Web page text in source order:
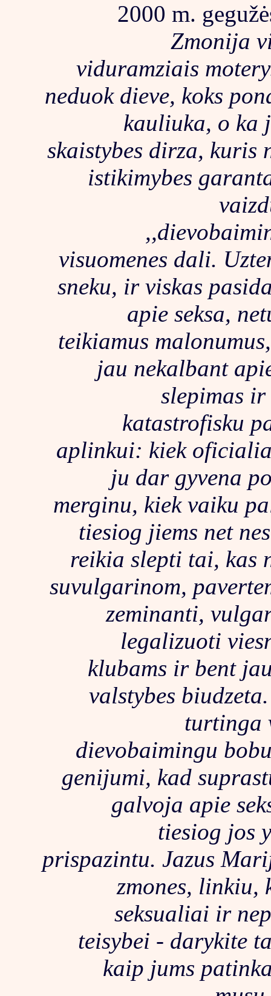
2000 m.
Zmonija
viduramziais
neduok dieve, koks
kauliuka, o ka
skaistybes dirza, kuris
istikimybes
visuomenes dali.
sneku, ir viskas
apie seksa,
teikiamus
jau nekalbant
slepimas
katastrofisku
aplinkui: kiek
ju dar gyvena
merginu, kiek vaiku
tiesiog jiems net
reikia slepti tai, kas
suvulgarinom,
zeminanti,
legalizuoti
klubams ir bent
valstybes
turtinga
dievobaimingu
genijumi, kad
galvoja apie
tiesiog jos
prispazintu. Jazus
zmones, linkiu,
seksualiai ir
teisybei - darykite
kaip jums